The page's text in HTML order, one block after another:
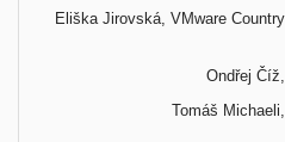
Eliška Jirovská, VMware
Ondřej
Tomáš